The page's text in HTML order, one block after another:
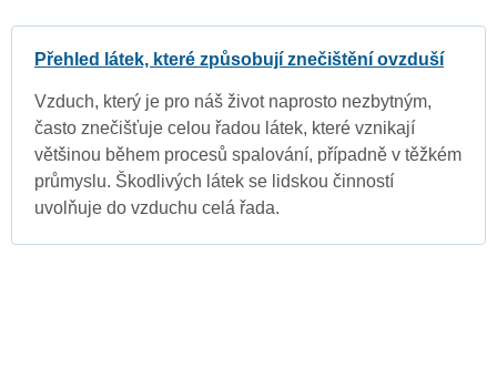
Přehled látek, které způsobují znečištění ovzduší
Vzduch, který je pro náš život naprosto nezbytným,
často znečišťuje celou řadou látek, které vznikají
většinou během procesů spalování, případně v těžkém
průmyslu. Škodlivých látek se lidskou činností
uvolňuje do vzduchu celá řada.